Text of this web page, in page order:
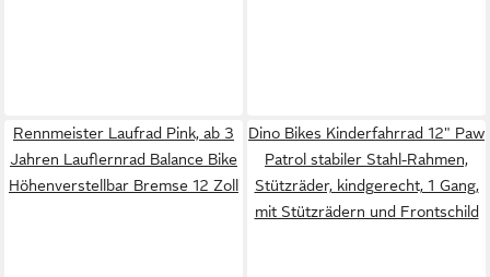
Rennmeister Laufrad Pink, ab 3
Jahren Lauflernrad Balance Bike
Höhenverstellbar Bremse 12 Zoll
Dino Bikes Kinderfahrrad 12" Paw
Patrol stabiler Stahl-Rahmen,
Stützräder, kindgerecht, 1 Gang,
mit Stützrädern und Frontschild